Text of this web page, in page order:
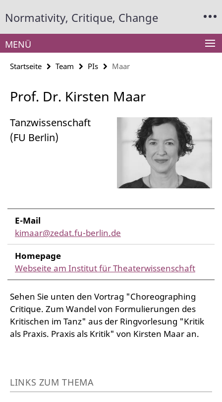
direkt
Inhalt
Normativity, Critique, Change
Service-
Navigation
MENÜ
Startseite Team PIs Maar
Prof. Dr. Kirsten Maar
Tanzwissenschaft
(FU Berlin)
E-Mail
kimaar@zedat.fu-berlin.de
Homepage
Webseite am Institut für Theaterwissenschaft
Sehen Sie unten den Vortrag "Choreographing
Critique. Zum Wandel von Formulierungen des
Kritischen im Tanz" aus der Ringvorlesung "Kritik
als Praxis. Praxis als Kritik" von Kirsten Maar an.
LINKS ZUM THEMA